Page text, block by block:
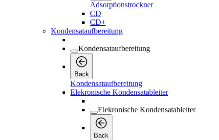
Adsorptionstrockner
CD
CD+
Kondensataufbereitung
Kondensataufbereitung
Back
Kondensataufbereitung
Elekronische Kondensatableiter
Elekronische Kondensatableiter
Back